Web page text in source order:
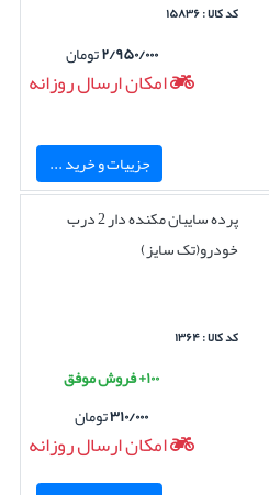
کد کالا : ۱۵۸۳۶
۲/۹۵۰/۰۰۰تومان
امکان ارسال روزانه
جزییات و خرید ...
پرده سایبان مکنده دار 2 درب
خودرو(تک سایز)
کد کالا : ۱۳۶۴
۱۰۰+ فروش موفق
۳۱۰/۰۰۰تومان
امکان ارسال روزانه